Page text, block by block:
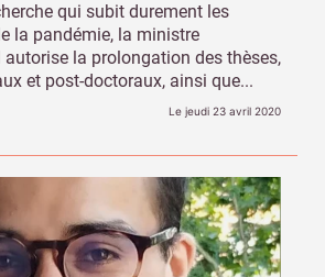
qui subit durement les
la pandémie, la ministre
autorise la prolongation des thèses,
et post-doctoraux, ainsi que...
Le jeudi 23 avril 2020